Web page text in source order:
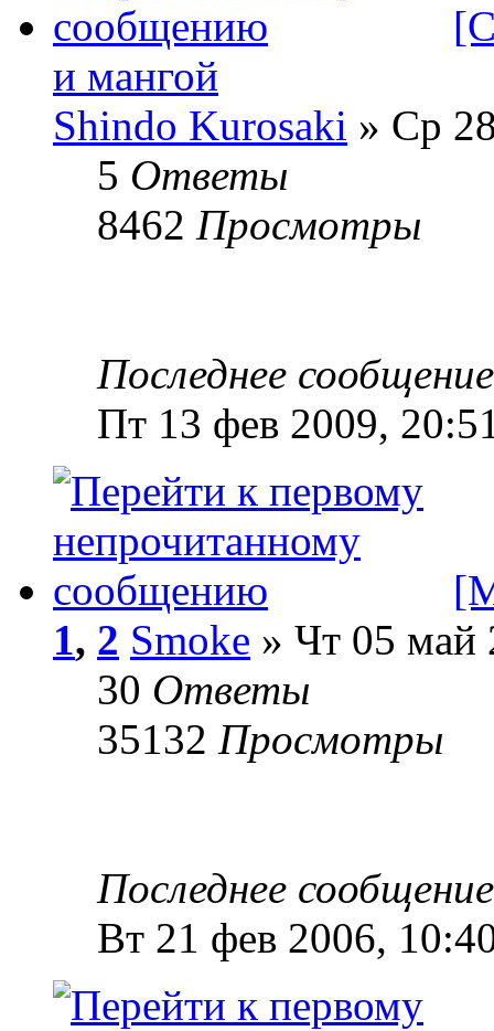
и мангой
Shindo Kurosaki » Ср
5 Ответы
8462 Просмотры
Последнее
Пт 13 фев 2009,
1, 2 Smoke » Чт 05 май
30 Ответы
35132 Просмотры
Последнее
Вт 21 фев 2006,